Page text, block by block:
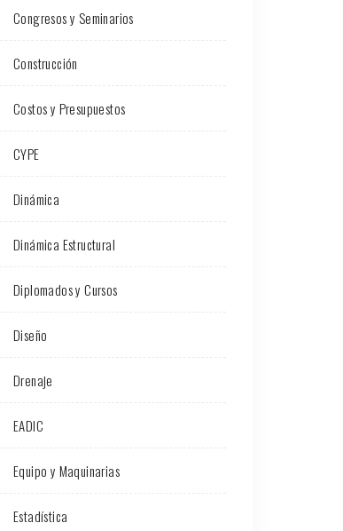
Congresos y Seminarios
Construcción
Costos y Presupuestos
CYPE
Dinámica
Dinámica Estructural
Diplomados y Cursos
Diseño
Drenaje
EADIC
Equipo y Maquinarias
Estadística